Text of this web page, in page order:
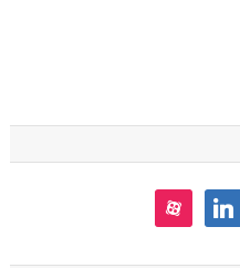
linkedin
aparat